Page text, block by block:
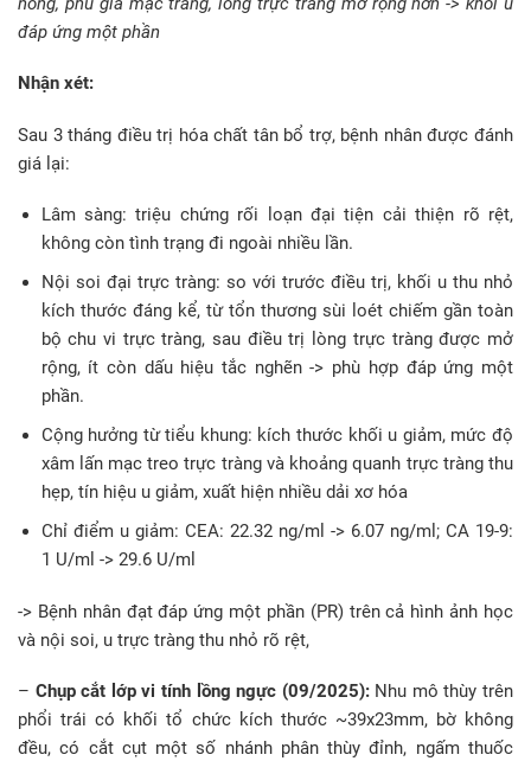
đáp ứng một phần
Nhận xét:
Sau 3 tháng điều trị hóa chất tân bổ trợ, bệnh nhân được đánh
giá lại:
Lâm sàng: triệu chứng rối loạn đại tiện cải thiện rõ rệt,
không còn tình trạng đi ngoài nhiều lần.
Nội soi đại trực tràng: so với trước điều trị, khối u thu nhỏ
kích thước đáng kể, từ tổn thương sùi loét chiếm gần toàn
bộ chu vi trực tràng, sau điều trị lòng trực tràng được mở
rộng, ít còn dấu hiệu tắc nghẽn -> phù hợp đáp ứng một
phần.
Cộng hưởng từ tiểu khung: kích thước khối u giảm, mức độ
xâm lấn mạc treo trực tràng và khoảng quanh trực tràng thu
hẹp, tín hiệu u giảm, xuất hiện nhiều dải xơ hóa
Chỉ điểm u giảm: CEA: 22.32 ng/ml -> 6.07 ng/ml; CA 19-9:
1 U/ml -> 29.6 U/ml
-> Bệnh nhân đạt đáp ứng một phần (PR) trên cả hình ảnh học
và nội soi, u trực tràng thu nhỏ rõ rệt,
– Chụp cắt lớp vi tính lồng ngực (09/2025): Nhu mô thùy trên
phổi trái có khối tổ chức kích thước ~39x23mm, bờ không
đều, có cắt cụt một số nhánh phân thùy đỉnh, ngấm thuốc